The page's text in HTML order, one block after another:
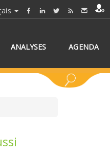
ANALYSES AGENDA